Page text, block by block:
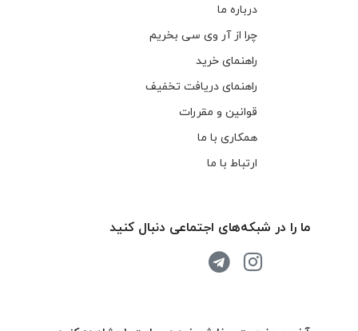
درباره ما
چرا از آر وی سی بخریم
راهنمای خرید
راهنمای دریافت تخفیف
قوانین و مقررات
همکاری با ما
ارتباط با ما
ما را در شبکه‌های اجتماعی دنبال کنید